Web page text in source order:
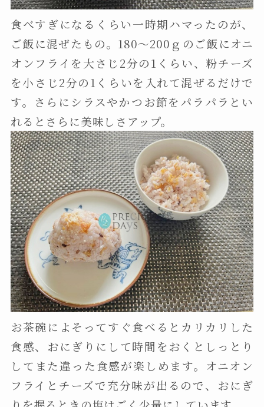
食べすぎになるくらい一時期ハマったのが、
ご飯に混ぜたもの。180〜200ｇのご飯にオニ
オンフライを大さじ2分の1くらい、粉チーズ
を小さじ2分の1くらいを入れて混ぜるだけで
す。さらにシラスやかつお節をパラパラとい
れるとさらに美味しさアップ。
お茶碗によそってすぐ食べるとカリカリした
食感、おにぎりにして時間をおくとしっとり
してまた違った食感が楽しめます。オニオン
フライとチーズで充分味が出るので、おにぎ